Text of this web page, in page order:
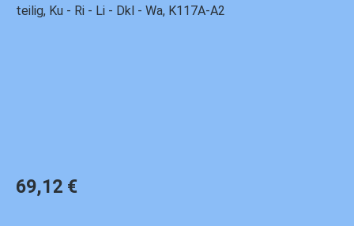
Regulärer Preis:
69,12 €